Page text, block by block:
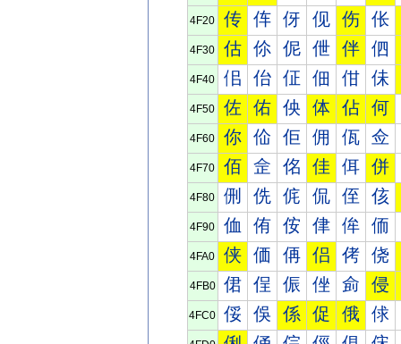
4F20 传 伡 伢 伣 伤 伥
4F30 估 伱 伲 伳 伴 伵
4F40 佀 佁 佂 佃 佄 佅
4F50 佐 佑 佒 体 佔 何
4F60 你 佡 佢 佣 佤 佥
4F70 佰 佱 佲 佳 佴 併
4F80 侀 侁 侂 侃 侄 侅
4F90 侐 侑 侒 侓 侔 侕
4FA0 侠 価 侢 侣 侤 侥
4FB0 侰 侱 侲 侳 侴 侵
4FC0 俀 俁 係 促 俄 俅